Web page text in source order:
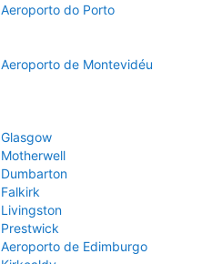
Aeroporto do Porto
Aeroporto de Montevidéu
Glasgow
Motherwell
Dumbarton
Falkirk
Livingston
Prestwick
Aeroporto de Edimburgo